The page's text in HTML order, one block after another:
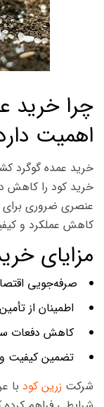
چرا خرید
اهمیت
خرید عمده گوگرد
خرید کود را کاهش
عنصری ضروری برای
کاهش عملکرد و
مزایای
صرفه‌جویی
اطمینان از
کاهش دفعات
تضمین کیفیت و
شرکت زرین کود با